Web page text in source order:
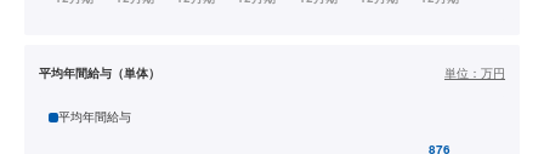
平均年間給与（単体） 単位： 万円
平均年間給与